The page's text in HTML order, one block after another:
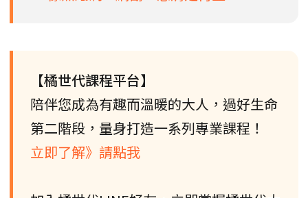
【橘世代課程平台】
陪伴您成為有趣而溫暖的大人，過好生命
第二階段，量身打造一系列專業課程！
立即了解》請點我